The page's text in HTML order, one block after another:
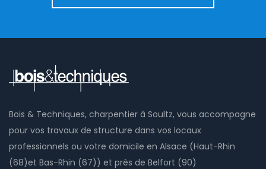
Bois & Techniques, charpentier à Soultz, vous accompagne
pour vos travaux de structure dans vos locaux
professionnels ou votre domicile en Alsace (Haut-Rhin
(68)et Bas-Rhin (67)) et près de Belfort (90)